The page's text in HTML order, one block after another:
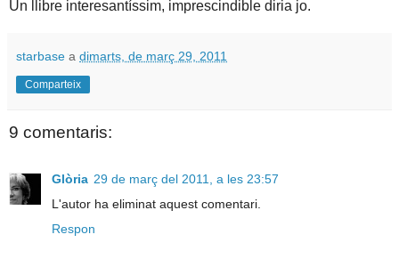
Un llibre interesantíssim, imprescindible diria jo.
starbase a dimarts, de març 29, 2011
Comparteix
9 comentaris:
Glòria 29 de març del 2011, a les 23:57
L'autor ha eliminat aquest comentari.
Respon